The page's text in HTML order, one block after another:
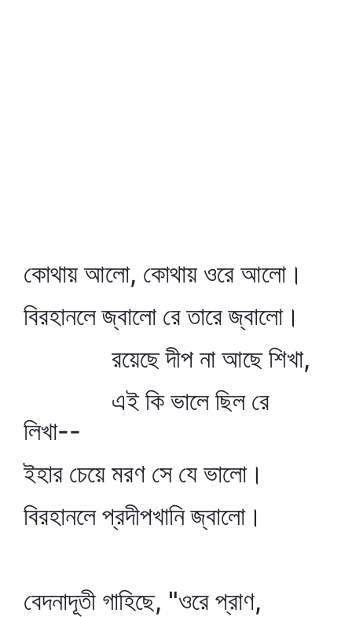
কোথায় আলো, কোথায় ওরে আলো।
বিরহানলে জ্বালো রে তারে জ্বালো।
রয়েছে দীপ না আছে শিখা,
এই কি ভালে ছিল রে
লিখা--
ইহার চেয়ে মরণ সে যে ভালো।
বিরহানলে প্রদীপখানি জ্বালো।
বেদনাদূতী গাহিছে, "ওরে প্রাণ,